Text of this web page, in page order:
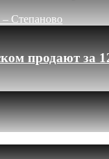
Степаново
продают за